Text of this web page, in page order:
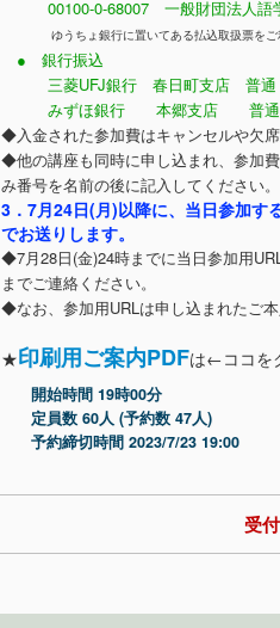
00100-0-68007 一般財団法人語
ゆうちょ銀行に置いてある払込取扱票をご
● 銀行振込
三菱UFJ銀行 春日町支店 普通
みずほ銀行 本郷支店 普通
◆入金された参加費はキャンセルや欠
◆他の講座も同時に申し込まれ、参加
み番号を名前の後に記入してください。
3．7月24日(月)以降に、当日参加す
でお送りします。
◆7月28日(金)24時までに当日参加用
までご連絡ください。
◆なお、参加用URLは申し込まれたご
★印刷用ご案内PDFは←ココを
開始時間 19時00分
定員数 60人 (予約数 47人)
予約締切時間 2023/7/23 19:00
受